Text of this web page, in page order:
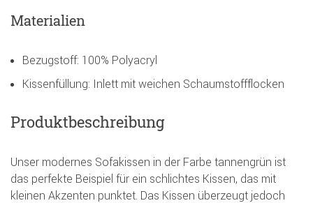
Materialien
Bezugstoff: 100% Polyacryl
Kissenfüllung: Inlett mit weichen Schaumstoffflocken
Produktbeschreibung
Unser modernes Sofakissen in der Farbe tannengrün ist
das perfekte Beispiel für ein schlichtes Kissen, das mit
kleinen Akzenten punktet. Das Kissen überzeugt jedoch